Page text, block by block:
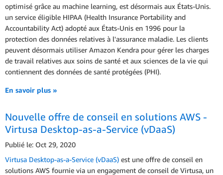
optimisé grâce au machine learning, est désormais aux États-Unis.
un service éligible HIPAA (Health Insurance Portability and
Accountability Act) adopté aux États-Unis en 1996 pour la
protection des données relatives à l'assurance maladie. Les clients
peuvent désormais utiliser Amazon Kendra pour gérer les charges
de travail relatives aux soins de santé et aux sciences de la vie qui
contiennent des données de santé protégées (PHI).
En savoir plus »
Nouvelle offre de conseil en solutions AWS -
Virtusa Desktop-as-a-Service (vDaaS)
Publié le: Oct 29, 2020
Virtusa Desktop-as-a-Service (vDaaS) est une offre de conseil en
solutions AWS fournie via un engagement de conseil de Virtusa, un